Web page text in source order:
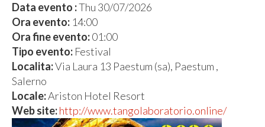
Data evento :Thu 30/07/2026
Ora evento: 14:00
Ora fine evento:01:00
Tipo evento: Festival
Localita:Via Laura 13 Paestum (sa), Paestum ,
Salerno
Locale:Ariston Hotel Resort
Web site:http://www.tangolaboratorio.online/